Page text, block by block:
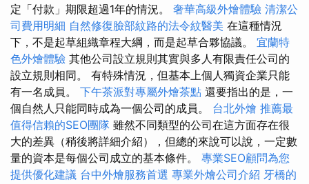
定「付款」期限超過1年的情況。 奢華高級外燴體驗 清潔公
司費用明細 自然修復臉部紋路的法令紋醫美 在這種情況
下，不是起草組織章程大綱，而是起草合夥協議。 宜蘭特
色外燴體驗 其他公司設立規則其實與多人有限責任公司的
設立規則相同。 有特殊情況，但基本上個人獨資企業只能
有一名成員。 下午茶派對專屬外燴茶點 還要指出的是，一
個自然人只能同時成為一個公司的成員。 台北外燴 推薦最
值得信賴的SEO團隊 雖然不同類型的公司在這方面存在很
大的差異（稍後將詳細介紹），但總的來說可以說，一定數
量的資本是每個公司成立的基本條件。 專業SEO顧問為您
提供優化建議 台中外燴服務首選 專業外燴公司介紹 牙橋的